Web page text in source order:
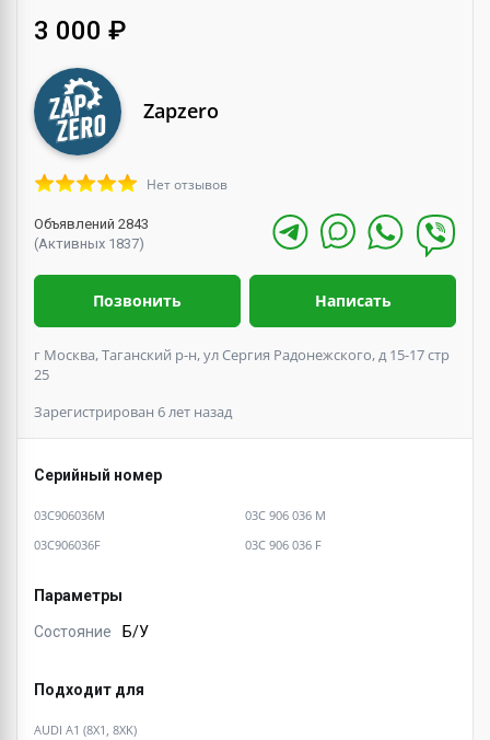
3 000 ₽
Zapzero
Нет отзывов
Объявлений 2843
(Активных 1837)
Позвонить Написать
г Москва, Таганский р-н, ул Сергия Радонежского, д 15-17 стр
25
Зарегистрирован 6 лет назад
Серийный номер
03C906036M
03C 906 036 M
03C906036F
03C 906 036 F
Параметры
Состояние Б/У
Подходит для
AUDI A1 (8X1, 8XK)